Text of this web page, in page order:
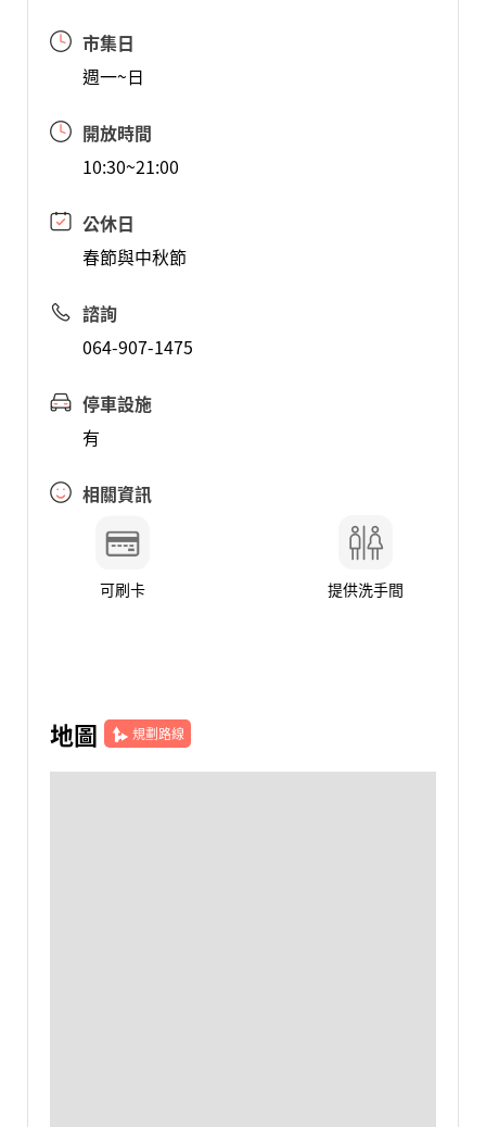
市集日
週一~日
開放時間
10:30~21:00
公休日
春節與中秋節
諮詢
064-907-1475
停車設施
有
相關資訊
可刷卡 提供洗手間
地圖 規劃路線